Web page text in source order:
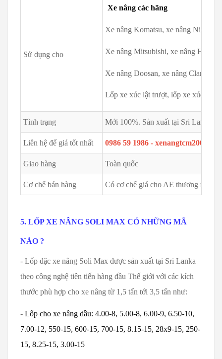
Sử dụng cho
Xe nâng các hãng
Xe nâng Komatsu, xe nâng
Xe nâng Mitsubishi, xe nâng
Xe nâng Doosan, xe nâng Clark, xe
Lốp xe xúc lật trượt, lốp xe xúc lật
Tình trạng Mới 100%. Sản xuất tại Sri Lanka
Liên hệ để giá tốt nhất 0986 59 1986 -
Giao hàng Toàn quốc
Cơ chế bán hàng Có cơ chế giá cho AE thương mại -
5. LỐP XE NÂNG SOLI MAX CÓ NHỮNG MÃ
NÀO ?
- Lốp đặc xe nâng Soli Max được sản xuất tại Sri Lanka
theo công nghệ tiên tiến hàng đầu Thế giới với các kích
thước phù hợp cho xe nâng từ 1,5 tấn tới 3,5 tấn như:
- Lốp cho xe nâng dầu: 4.00-8, 5.00-8, 6.00-9, 6.50-10,
7.00-12, 550-15, 600-15, 700-15, 8.15-15, 28x9-15, 250-
15, 8.25-15, 3.00-15